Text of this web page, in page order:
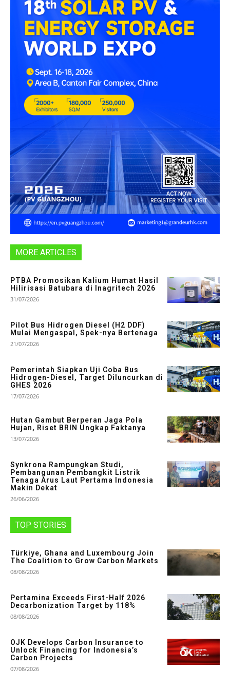
MORE ARTICLES
PTBA Promosikan Kalium Humat Hasil
Hilirisasi Batubara di Inagritech 2026
31/07/2026
Pilot Bus Hidrogen Diesel (H2 DDF)
Mulai Mengaspal, Spek-nya Bertenaga
21/07/2026
Pemerintah Siapkan Uji Coba Bus
Hidrogen-Diesel, Target Diluncurkan di
GHES 2026
17/07/2026
Hutan Gambut Berperan Jaga Pola
Hujan, Riset BRIN Ungkap Faktanya
13/07/2026
Synkrona Rampungkan Studi,
Pembangunan Pembangkit Listrik
Tenaga Arus Laut Pertama Indonesia
Makin Dekat
26/06/2026
TOP STORIES
Türkiye, Ghana and Luxembourg Join
The Coalition to Grow Carbon Markets
08/08/2026
Pertamina Exceeds First-Half 2026
Decarbonization Target by 118%
08/08/2026
OJK Develops Carbon Insurance to
Unlock Financing for Indonesia’s
Carbon Projects
07/08/2026